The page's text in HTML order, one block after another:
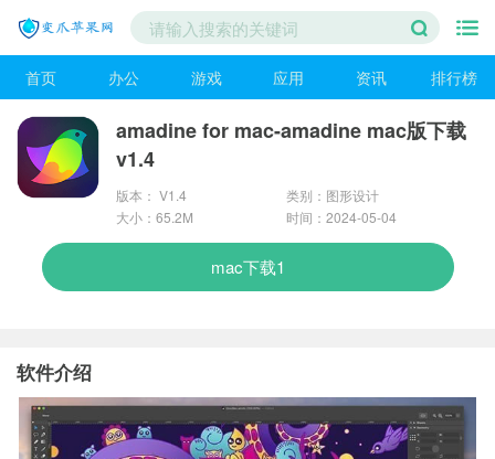
首页 办公 游戏 应用 资讯 排行榜
amadine for mac-amadine mac版下载
v1.4
版本： V1.4
类别：图形设计
大小：65.2M
时间：2024-05-04
mac下载1
软件介绍